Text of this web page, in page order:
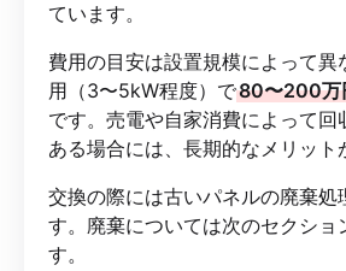
ています。
費用の目安は設置規模によって異
用（3〜5kW程度）で80〜200万
です。売電や自家消費によって回
ある場合には、長期的なメリット
交換の際には古いパネルの廃棄処
す。廃棄については次のセクショ
す。